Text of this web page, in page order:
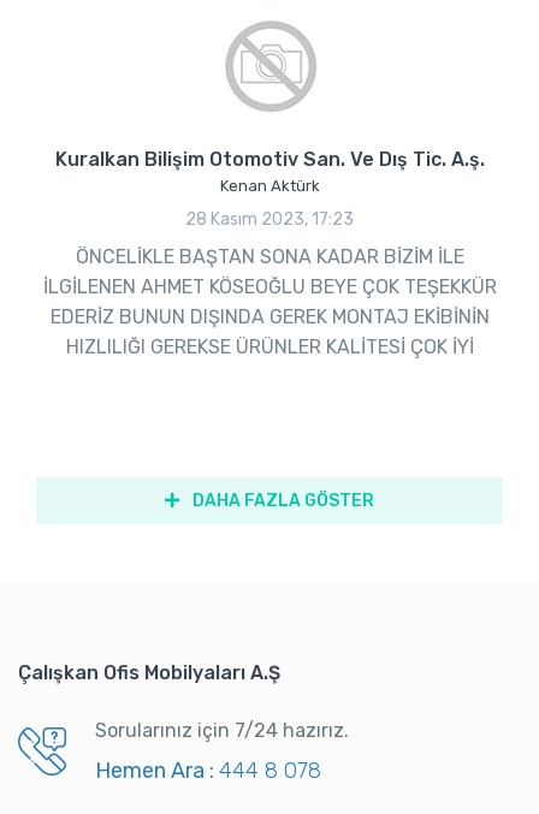
Kuralkan Bilişim Otomotiv San. Ve Dış Tic. A.ş.
Kenan Aktürk
28 Kasım 2023, 17:23
ÖNCELİKLE BAŞTAN SONA KADAR BİZİM İLE
İLGİLENEN AHMET KÖSEOĞLU BEYE ÇOK TEŞEKKÜR
EDERİZ BUNUN DIŞINDA GEREK MONTAJ EKİBİNİN
HIZLILIĞI GEREKSE ÜRÜNLER KALİTESİ ÇOK İYİ
DAHA FAZLA GÖSTER
Çalışkan Ofis Mobilyaları A.Ş
Sorularınız için 7/24 hazırız.
Hemen Ara : 444 8 078